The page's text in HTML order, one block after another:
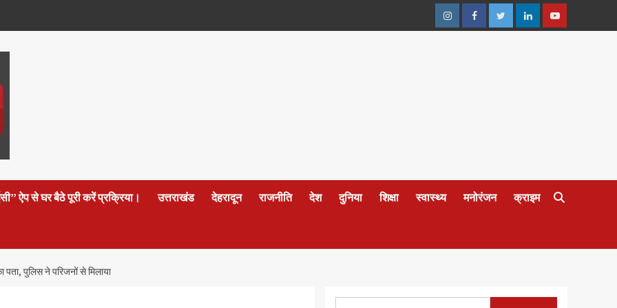
InstagramFacebookTwitterLinkedinYoutube
ऐप से घर बैठे पूरी करें प्रक्रिया। उत्तराखंड देहरादून राजनीति देश दुनिया शिक्षा स्वास्थ्य मनोरंजन क्राइम
पता, पुलिस ने परिजनों से मिलाया